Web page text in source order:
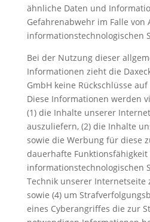
ähnliche Daten und
Gefahrenabwehr im Falle
informationstechnologischen
Bei der Nutzung dieser
Informationen zieht die
GmbH keine Rückschlüsse
Diese Informationen werden
(1) die Inhalte unserer
auszuliefern, (2) die Inhalte
sowie die Werbung für diese
dauerhafte
informationstechnologischen
Technik unserer Internetseite
sowie (4) um
eines Cyberangriffes die zur